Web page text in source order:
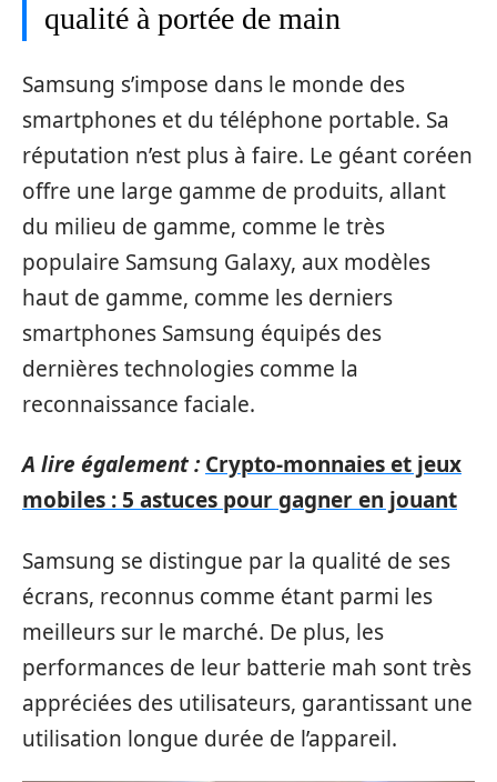
qualité à portée de main
Samsung s’impose dans le monde des
smartphones et du téléphone portable. Sa
réputation n’est plus à faire. Le géant coréen
offre une large gamme de produits, allant
du milieu de gamme, comme le très
populaire Samsung Galaxy, aux modèles
haut de gamme, comme les derniers
smartphones Samsung équipés des
dernières technologies comme la
reconnaissance faciale.
A lire également : Crypto-monnaies et jeux
mobiles : 5 astuces pour gagner en jouant
Samsung se distingue par la qualité de ses
écrans, reconnus comme étant parmi les
meilleurs sur le marché. De plus, les
performances de leur batterie mah sont très
appréciées des utilisateurs, garantissant une
utilisation longue durée de l’appareil.